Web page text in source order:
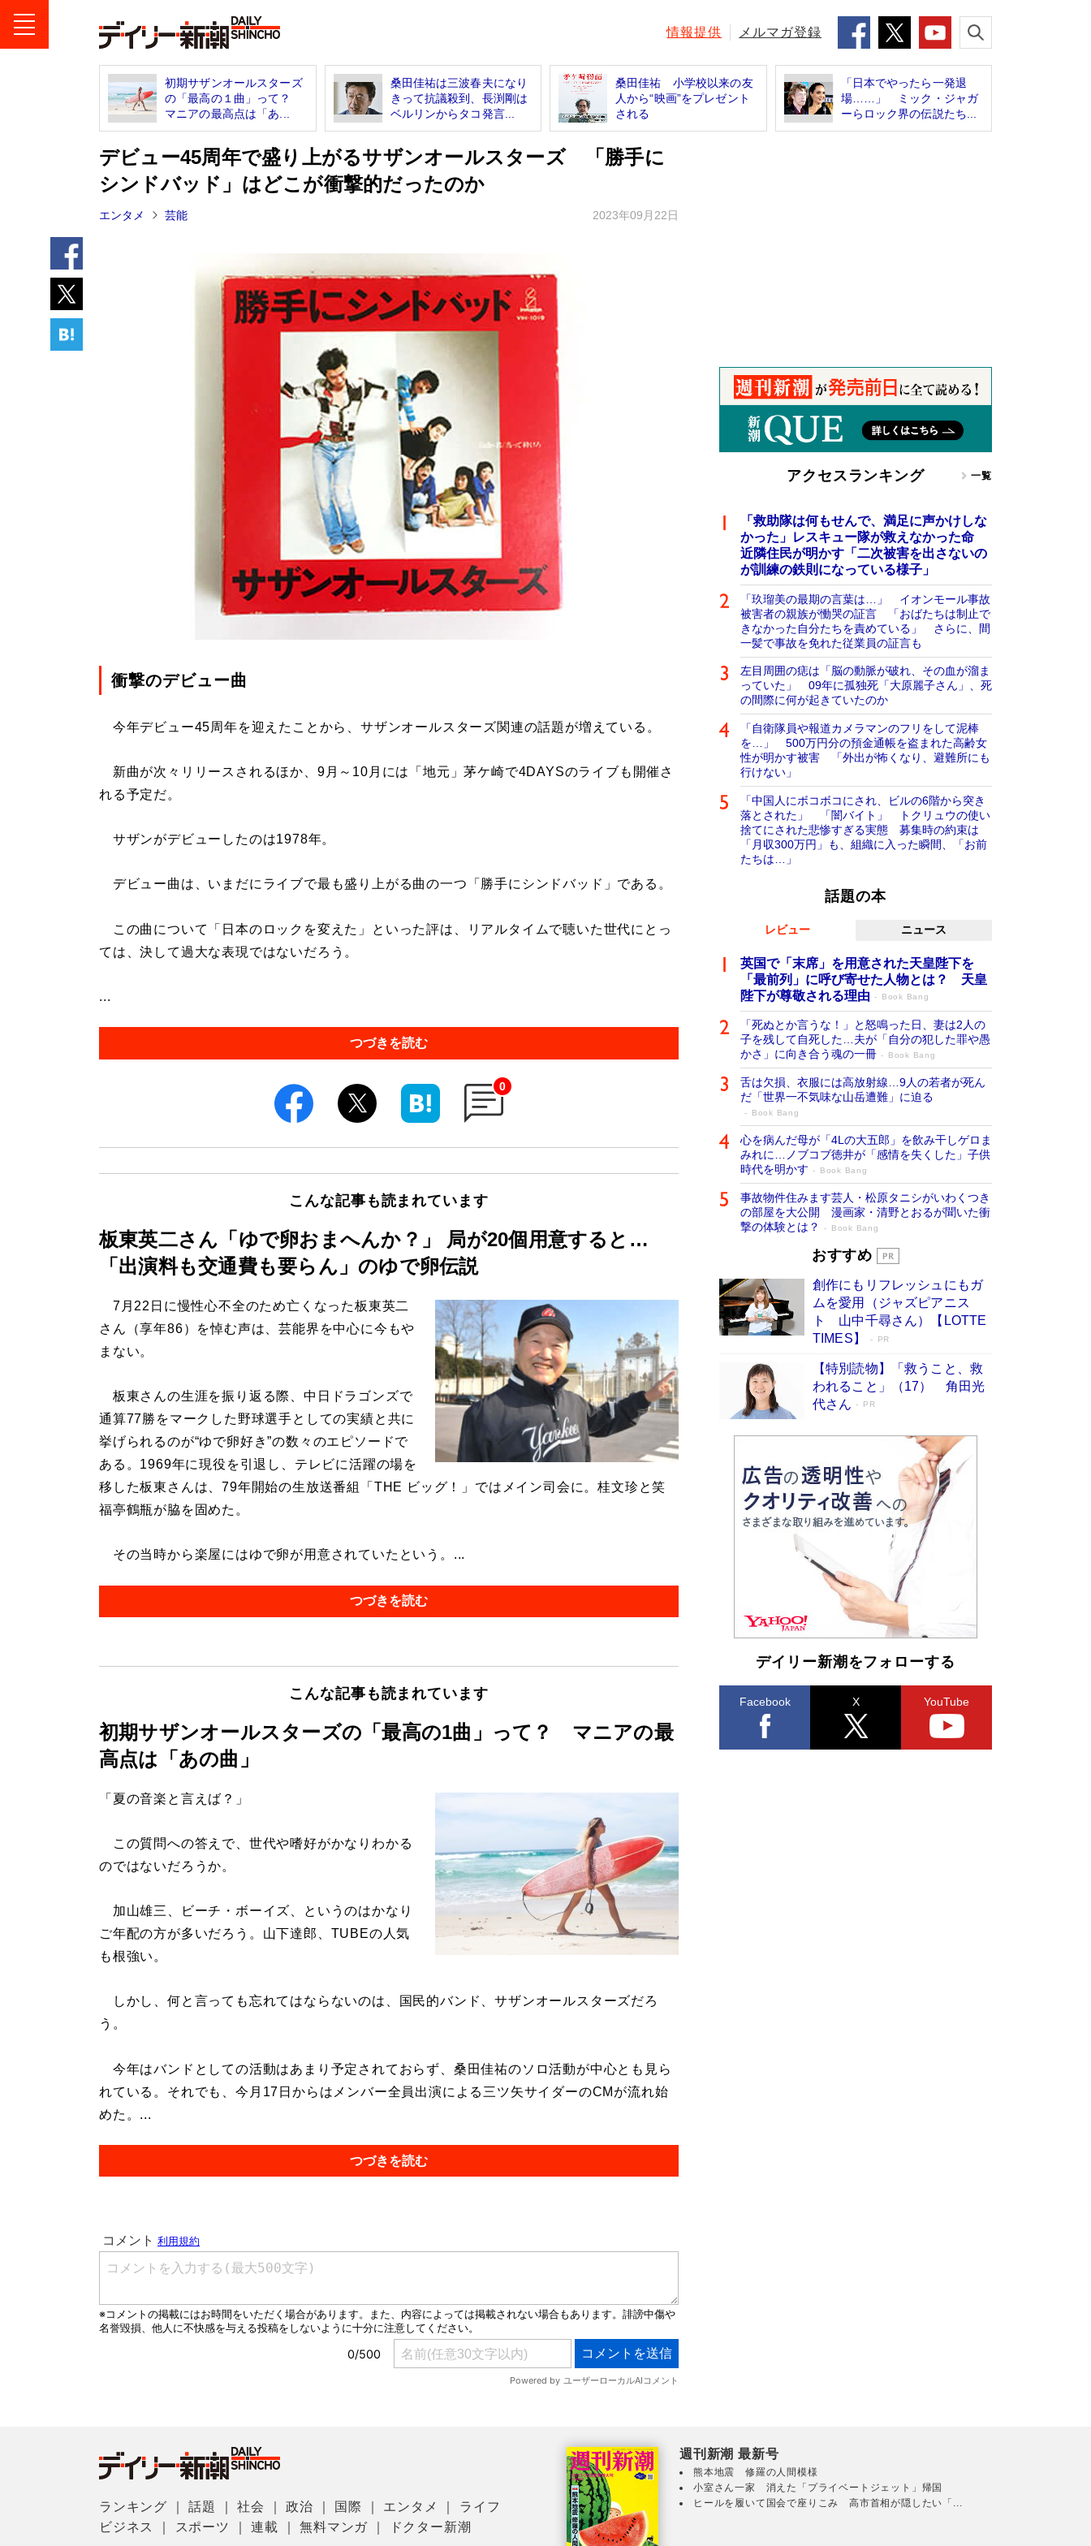
情報提供 メルマガ登録
初期サザンオールスターズ
の「最高の１曲」って？
マニアの最高点は「あ...
桑田佳祐は三波春夫になり
きって抗議殺到、長渕剛は
ベルリンからタコ発言...
桑田佳祐 小学校以来の友
人から“映画”をプレゼント
される
「日本でやったら一発退
場……」 ミック・ジャガ
ーらロック界の伝説たち...
デビュー45周年で盛り上がるサザンオールスターズ 「勝手に
シンドバッド」はどこが衝撃的だったのか
エンタメ 芸能 2023年09月22日
衝撃のデビュー曲
今年デビュー45周年を迎えたことから、サザンオールスターズ関連の話題が増えている。
新曲が次々リリースされるほか、9月～10月には「地元」茅ケ崎で4DAYSのライブも開催さ
れる予定だ。
サザンがデビューしたのは1978年。
デビュー曲は、いまだにライブで最も盛り上がる曲の一つ「勝手にシンドバッド」である。
この曲について「日本のロックを変えた」といった評は、リアルタイムで聴いた世代にとっ
ては、決して過大な表現ではないだろう。
...
つづきを読む
0
こんな記事も読まれています
板東英二さん「ゆで卵おまへんか？」 局が20個用意すると…
「出演料も交通費も要らん」のゆで卵伝説
7月22日に慢性心不全のため亡くなった板東英二
さん（享年86）を悼む声は、芸能界を中心に今もや
まない。
板東さんの生涯を振り返る際、中日ドラゴンズで
通算77勝をマークした野球選手としての実績と共に
挙げられるのが“ゆで卵好き”の数々のエピソードで
ある。1969年に現役を引退し、テレビに活躍の場を
移した板東さんは、79年開始の生放送番組「THE ビッグ！」ではメイン司会に。桂文珍と笑
福亭鶴瓶が脇を固めた。
その当時から楽屋にはゆで卵が用意されていたという。...
つづきを読む
こんな記事も読まれています
初期サザンオールスターズの「最高の1曲」って？ マニアの最
高点は「あの曲」
「夏の音楽と言えば？」
この質問への答えで、世代や嗜好がかなりわかる
のではないだろうか。
加山雄三、ビーチ・ボーイズ、というのはかなり
ご年配の方が多いだろう。山下達郎、TUBEの人気
も根強い。
しかし、何と言っても忘れてはならないのは、国民的バンド、サザンオールスターズだろ
う。
今年はバンドとしての活動はあまり予定されておらず、桑田佳祐のソロ活動が中心とも見ら
れている。それでも、今月17日からはメンバー全員出演による三ツ矢サイダーのCMが流れ始
めた。...
つづきを読む
アクセスランキング 一覧
「救助隊は何もせんで、満足に声かけしな
かった」レスキュー隊が救えなかった命
近隣住民が明かす「二次被害を出さないの
が訓練の鉄則になっている様子」
「玖瑠美の最期の言葉は…」 イオンモール事故
被害者の親族が慟哭の証言 「おばたちは制止で
きなかった自分たちを責めている」 さらに、間
一髪で事故を免れた従業員の証言も
左目周囲の痣は「脳の動脈が破れ、その血が溜ま
っていた」 09年に孤独死「大原麗子さん」、死
の間際に何が起きていたのか
「自衛隊員や報道カメラマンのフリをして泥棒
を…」 500万円分の預金通帳を盗まれた高齢女
性が明かす被害 「外出が怖くなり、避難所にも
行けない」
「中国人にボコボコにされ、ビルの6階から突き
落とされた」 「闇バイト」 トクリュウの使い
捨てにされた悲惨すぎる実態 募集時の約束は
「月収300万円」も、組織に入った瞬間、「お前
たちは…」
話題の本
レビュー ニュース
英国で「末席」を用意された天皇陛下を
「最前列」に呼び寄せた人物とは？ 天皇
陛下が尊敬される理由
Book Bang
「死ぬとか言うな！」と怒鳴った日、妻は2人の
子を残して自死した…夫が「自分の犯した罪や愚
かさ」に向き合う魂の一冊
Book Bang
舌は欠損、衣服には高放射線…9人の若者が死ん
だ「世界一不気味な山岳遭難」に迫る
Book Bang
心を病んだ母が「4Lの大五郎」を飲み干しゲロま
みれに…ノブコブ徳井が「感情を失くした」子供
時代を明かす
Book Bang
事故物件住みます芸人・松原タニシがいわくつき
の部屋を大公開 漫画家・清野とおるが聞いた衝
撃の体験とは？
Book Bang
追悼・東野圭吾さん 週間ベストセラーラ
など代表作が並ぶ［文庫ベストセラー］
Book Bang
73歳でも働くしかない 「老後レス時代」に交通
誘導員の独白が話題
「なんで？ そんな馬鹿な……」90歳になった作
家・阿刀田高さんが、ひとり暮らしの生活を明か
す
Book Bang
竹内由恵の前に現れた「テレビ観ないんだよね
ぇ」という男性…夫を選んでテレ朝退社したワケ
和田秀樹の70代、80代向け新書がベスト3を独
占 上半期1位にも選出［新書ベストセラー］
Book Bang
おすすめ
創作にもリフレッシュにもガ
ムを愛用（ジャズピアニス
ト 山中千尋さん）【LOTTE
TIMES】
PR
【特別読物】「救うこと、救
われること」（17） 角田光
代さん
PR
デイリー新潮をフォローする
Facebook X YouTube
ランキング ｜話題 ｜社会 ｜政治 国際 エンタメ
ライフ
ビジネス
スポーツ ｜連載 ｜無料マンガ ドクター新潮
週刊新潮 最新号
熊本地震 修羅の人間模様
小室さん一家 消えた「プライベートジェット」帰国
ヒールを履いて国会で座りこみ 高市首相が隠したい「...